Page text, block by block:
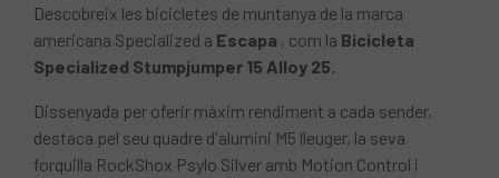
Descobreix les bicicletes de muntanya de la marca
americana Specialized a Escapa , com la Bicicleta
Specialized Stumpjumper 15 Alloy 25.
Dissenyada per oferir màxim rendiment a cada sender,
destaca pel seu quadre d'alumini M5 lleuger, la seva
forquilla RockShox Psylo Silver amb Motion Control i